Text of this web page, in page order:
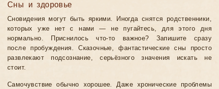
Сны и здоровье
Сновидения могут быть яркими. Иногда снятся родственники,
которых уже нет с нами — не пугайтесь, для этого дня
нормально. Приснилось что-то важное? Запишите сразу
после пробуждения. Сказочные, фантастические сны просто
развлекают подсознание, серьёзного значения искать не
стоит.
Самочувствие обычно хорошее. Даже хронические проблемы